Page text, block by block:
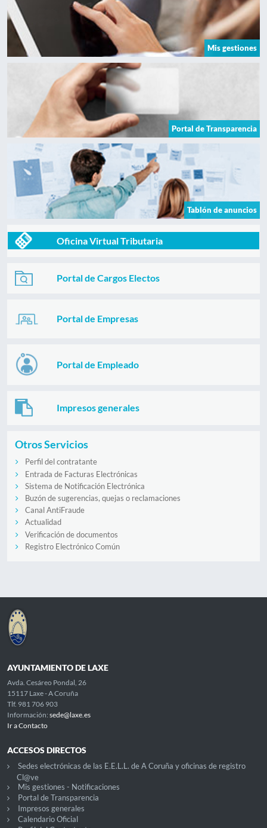
Mis gestiones
Portal de Transparencia
Tablón de anuncios
Oficina Virtual Tributaria
Portal de Cargos Electos
Portal de Empresas
Portal de Empleado
Impresos generales
Otros Servicios
Perfil del contratante
Entrada de Facturas Electrónicas
Sistema de Notificación Electrónica
Buzón de sugerencias, quejas o reclamaciones
Canal AntiFraude
Actualidad
Verificación de documentos
Registro Electrónico Común
AYUNTAMIENTO DE LAXE
Avda. Cesáreo Pondal, 26
15117 Laxe - A Coruña
Tlf. 981 706 903
Información: sede@laxe.es
Ir a Contacto
ACCESOS DIRECTOS
Sedes electrónicas de las E.E.L.L. de A Coruña y oficinas de registro
Cl@ve
Mis gestiones - Notificaciones
Portal de Transparencia
Impresos generales
Calendario Oficial